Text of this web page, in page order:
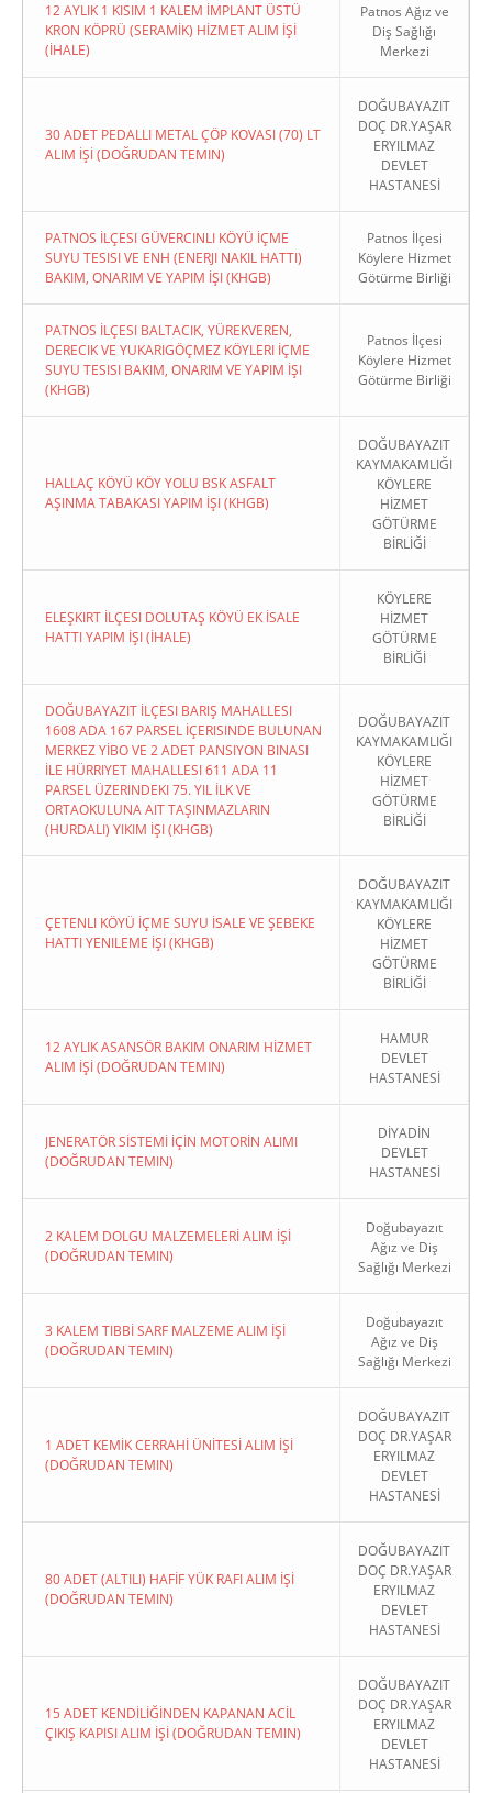
12 AYLIK 1 KISIM 1 KALEM İMPLANT ÜSTÜ
KRON KÖPRÜ (SERAMİK) HİZMET ALIM İŞİ
(İHALE)
Patnos Ağız ve
Diş Sağlığı
Merkezi
30 ADET PEDALLI METAL ÇÖP KOVASI (70) LT
ALIM İŞİ (DOĞRUDAN TEMIN)
DOĞUBAYAZIT
DOÇ DR.YAŞAR
ERYILMAZ
DEVLET
HASTANESİ
PATNOS İLÇESI GÜVERCINLI KÖYÜ İÇME
SUYU TESISI VE ENH (ENERJI NAKIL HATTI)
BAKIM, ONARIM VE YAPIM İŞI (KHGB)
Patnos İlçesi
Köylere Hizmet
Götürme Birliği
PATNOS İLÇESI BALTACIK, YÜREKVEREN,
DERECIK VE YUKARIGÖÇMEZ KÖYLERI İÇME
SUYU TESISI BAKIM, ONARIM VE YAPIM İŞI
(KHGB)
Patnos İlçesi
Köylere Hizmet
Götürme Birliği
HALLAÇ KÖYÜ KÖY YOLU BSK ASFALT
AŞINMA TABAKASI YAPIM İŞI (KHGB)
DOĞUBAYAZIT
KAYMAKAMLIĞI
KÖYLERE
HİZMET
GÖTÜRME
BİRLİĞİ
ELEŞKIRT İLÇESI DOLUTAŞ KÖYÜ EK İSALE
HATTI YAPIM İŞI (İHALE)
KÖYLERE
HİZMET
GÖTÜRME
BİRLİĞİ
DOĞUBAYAZIT İLÇESI BARIŞ MAHALLESI
1608 ADA 167 PARSEL İÇERISINDE BULUNAN
MERKEZ YİBO VE 2 ADET PANSIYON BINASI
İLE HÜRRIYET MAHALLESI 611 ADA 11
PARSEL ÜZERINDEKI 75. YIL İLK VE
ORTAOKULUNA AIT TAŞINMAZLARIN
(HURDALI) YIKIM İŞI (KHGB)
DOĞUBAYAZIT
KAYMAKAMLIĞI
KÖYLERE
HİZMET
GÖTÜRME
BİRLİĞİ
ÇETENLI KÖYÜ İÇME SUYU İSALE VE ŞEBEKE
HATTI YENILEME İŞI (KHGB)
DOĞUBAYAZIT
KAYMAKAMLIĞI
KÖYLERE
HİZMET
GÖTÜRME
BİRLİĞİ
12 AYLIK ASANSÖR BAKIM ONARIM HİZMET
ALIM İŞİ (DOĞRUDAN TEMIN)
HAMUR
DEVLET
HASTANESİ
JENERATÖR SİSTEMİ İÇİN MOTORİN ALIMI
(DOĞRUDAN TEMIN)
DİYADİN
DEVLET
HASTANESİ
2 KALEM DOLGU MALZEMELERİ ALIM İŞİ
(DOĞRUDAN TEMIN)
Doğubayazıt
Ağız ve Diş
Sağlığı Merkezi
3 KALEM TIBBİ SARF MALZEME ALIM İŞİ
(DOĞRUDAN TEMIN)
Doğubayazıt
Ağız ve Diş
Sağlığı Merkezi
1 ADET KEMİK CERRAHİ ÜNİTESİ ALIM İŞİ
(DOĞRUDAN TEMIN)
DOĞUBAYAZIT
DOÇ DR.YAŞAR
ERYILMAZ
DEVLET
HASTANESİ
80 ADET (ALTILI) HAFİF YÜK RAFI ALIM İŞİ
(DOĞRUDAN TEMIN)
DOĞUBAYAZIT
DOÇ DR.YAŞAR
ERYILMAZ
DEVLET
HASTANESİ
15 ADET KENDİLİĞİNDEN KAPANAN ACİL
ÇIKIŞ KAPISI ALIM İŞİ (DOĞRUDAN TEMIN)
DOĞUBAYAZIT
DOÇ DR.YAŞAR
ERYILMAZ
DEVLET
HASTANESİ